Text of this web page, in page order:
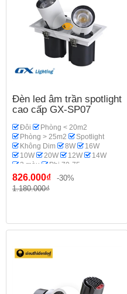
Đèn led âm trần spotlight
cao cấp GX-SP07
Đôi
Phòng < 20m2
Phòng > 25m2
Spotlight
Không Dim
8W
16W
10W
20W 12W
14W
3 màu
Phi 70-75
GX Lighting
Phòng khách
826.000₫
-30%
1.180.000₫